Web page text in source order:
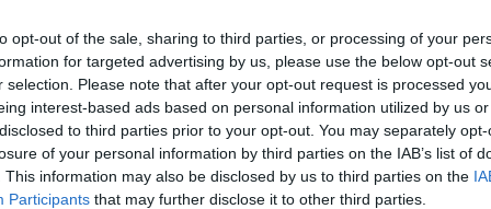
opt-out of the sale, sharing to third parties, or processing of your
for targeted advertising by us, please use the below opt-out
selection. Please note that after your opt-out request is processed
interest-based ads based on personal information utilized by us
to third parties prior to your opt-out. You may separately
of your personal information by third parties on the IAB’s list of
This information may also be disclosed by us to third parties on the
Participants that may further disclose it to other third parties.
uscito, ma aveva lasciato il telefono in casa. Squillò e io
gutturale e accento meridionale lasciò, un messaggio per mio
sera in associazione abbiamo una riunione del consiglio ,
deciso che lui farà parte di quel collegio", subito dopo
che gli chiedessi il nome. Al rientro mio marito mi rispose
di essere all'altezza". Maresciallo da quella sera mio
irascibile. Gli chiesi se aveva qualche problema sul lavoro. Mi
Immediatamente intervenne la Signora Nelli.
stato nominato contabile, o forse colui che doveva verificare